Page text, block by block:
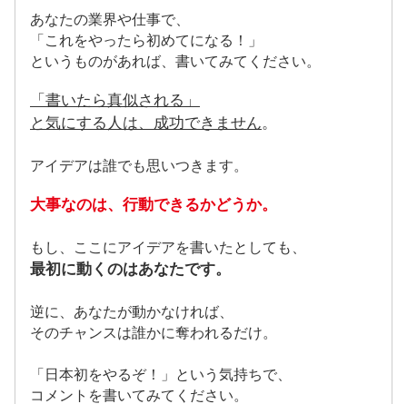
あなたの業界や仕事で、
「これをやったら初めてになる！」
というものがあれば、書いてみてください。
「書いたら真似される」
と気にする人は、成功できません。
アイデアは誰でも思いつきます。
大事なのは、行動できるかどうか。
もし、ここにアイデアを書いたとしても、
最初に動くのはあなたです。
逆に、あなたが動かなければ、
そのチャンスは誰かに奪われるだけ。
「日本初をやるぞ！」という気持ちで、
コメントを書いてみてください。